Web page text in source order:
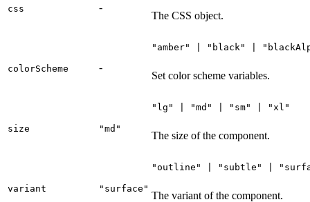
css -
The CSS object.
colorScheme -
"amber" | "black" |
Set color scheme variables.
size "md"
"lg" | "md" | "sm" | "xl"
The size of the component.
variant "surface"
"outline" | "subtle" |
The variant of the component.